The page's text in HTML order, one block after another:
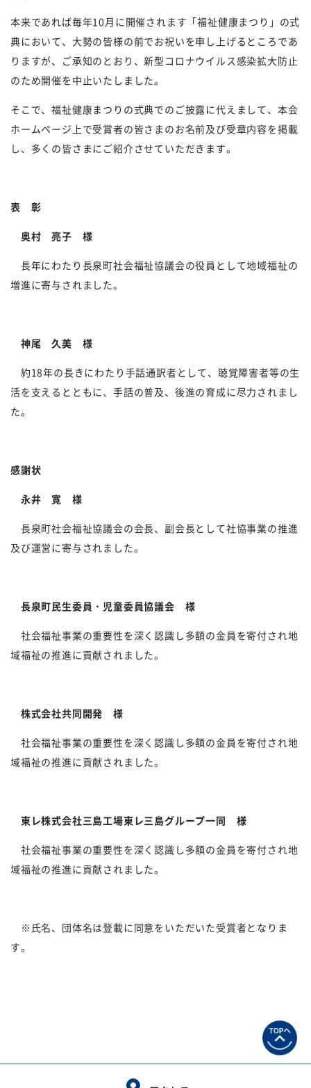
プライバシーポリシー
カスタマーハラスメントに
対する基本方針
本来であれば毎年10 月に開催されます「福祉健康まつり」の式
典において、大勢の皆様の前でお祝いを申し上げるところであ
りますが、ご承知のとおり、新型コロナウイルス感染拡大防止
のため開催を中止いたしました。
そこで、福祉健康まつりの式典でのご披露に代えまして、本会
ホームページ上で受賞者の皆さまのお名前及び受章内容を掲載
し、多くの皆さまにご紹介させていただきます。
表 彰
奥村 亮子 様
長年にわたり長泉町社会福祉協議会の役員として地域福祉の
増進に寄与されました。
神尾 久美 様
約18年の長きにわたり手話通訳者として、聴覚障害者等の生
活を支えるとともに、手話の普及、後進の育成に尽力されまし
た。
感謝状
永井 寛 様
長泉町社会福祉協議会の会長、副会長として社協事業の推進
及び運営に寄与されました。
長泉町民生委員・児童委員協議会 様
社会福祉事業の重要性を深く認識し多額の金員を寄付され地
域福祉の推進に貢献されました。
株式会社共同開発 様
社会福祉事業の重要性を深く認識し多額の金員を寄付され地
域福祉の推進に貢献されました。
東レ株式会社三島工場東レ三島グループ一同 様
社会福祉事業の重要性を深く認識し多額の金員を寄付され地
域福祉の推進に貢献されました。
※氏名、団体名は登載に同意をいただいた受賞者となりま
す。